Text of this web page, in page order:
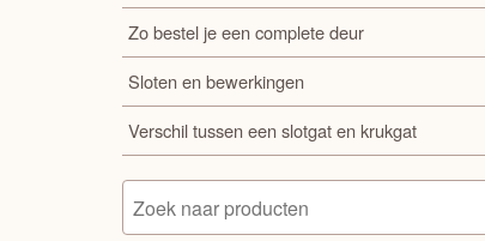
Zo bestel je een complete deur
Sloten en bewerkingen
Verschil tussen een slotgat en krukgat